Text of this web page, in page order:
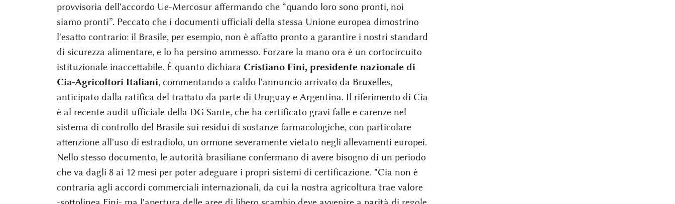
provvisoria dell'accordo Ue-Mercosur affermando che “quando loro sono pronti, noi
siamo pronti”. Peccato che i documenti ufficiali della stessa Unione europea dimostrino
l'esatto contrario: il Brasile, per esempio, non è affatto pronto a garantire i nostri standard
di sicurezza alimentare, e lo ha persino ammesso. Forzare la mano ora è un cortocircuito
istituzionale inaccettabile. È quanto dichiara Cristiano Fini, presidente nazionale di
Cia-Agricoltori Italiani, commentando a caldo l'annuncio arrivato da Bruxelles,
anticipato dalla ratifica del trattato da parte di Uruguay e Argentina. Il riferimento di Cia
è al recente audit ufficiale della DG Sante, che ha certificato gravi falle e carenze nel
sistema di controllo del Brasile sui residui di sostanze farmacologiche, con particolare
attenzione all'uso di estradiolo, un ormone severamente vietato negli allevamenti europei.
Nello stesso documento, le autorità brasiliane confermano di avere bisogno di un periodo
che va dagli 8 ai 12 mesi per poter adeguare i propri sistemi di certificazione. "Cia non è
contraria agli accordi commerciali internazionali, da cui la nostra agricoltura trae valore